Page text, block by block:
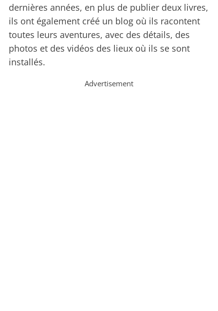
dernières années, en plus de publier deux livres,
ils ont également créé un blog où ils racontent
toutes leurs aventures, avec des détails, des
photos et des vidéos des lieux où ils se sont
installés.
Advertisement